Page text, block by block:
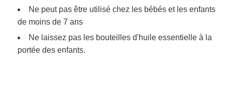
Ne peut pas être utilisé chez les bébés et les enfants
de moins de 7 ans
Ne laissez pas les bouteilles d'huile essentielle à la
portée des enfants.